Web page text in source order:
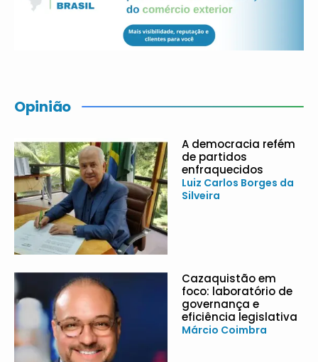
Opinião
A democracia refém
de partidos
enfraquecidos
Luiz Carlos Borges da
Silveira
Cazaquistão em
foco: laboratório de
governança e
eficiência legislativa
Márcio Coimbra